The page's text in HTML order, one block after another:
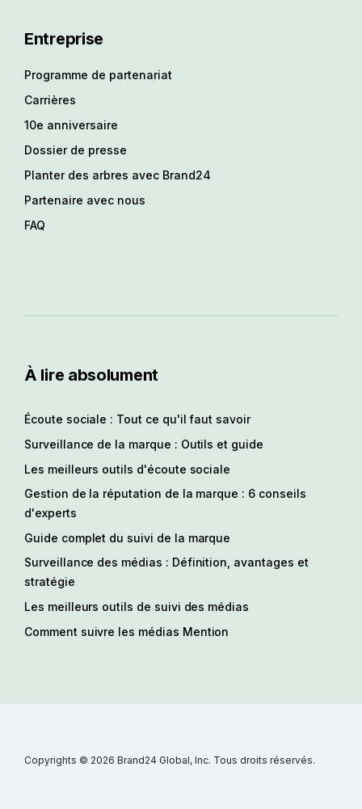
Entreprise
Programme de partenariat
Carrières
10e anniversaire
Dossier de presse
Planter des arbres avec Brand24
Partenaire avec nous
FAQ
À lire absolument
Écoute sociale : Tout ce qu'il faut savoir
Surveillance de la marque : Outils et guide
Les meilleurs outils d'écoute sociale
Gestion de la réputation de la marque : 6 conseils
d'experts
Guide complet du suivi de la marque
Surveillance des médias : Définition, avantages et
stratégie
Les meilleurs outils de suivi des médias
Comment suivre les médias Mention
Copyrights © 2026 Brand24 Global, Inc. Tous droits réservés.